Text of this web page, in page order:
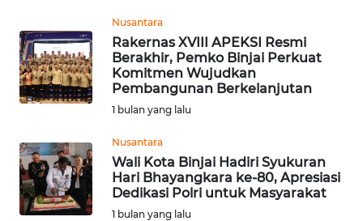
Nusantara
Rakernas XVIII APEKSI Resmi
Berakhir, Pemko Binjai Perkuat
Komitmen Wujudkan
Pembangunan Berkelanjutan
1 bulan yang lalu
Nusantara
Wali Kota Binjai Hadiri Syukuran
Hari Bhayangkara ke-80, Apresiasi
Dedikasi Polri untuk Masyarakat
1 bulan yang lalu
WN
SERAMBI
WN
SULTRA